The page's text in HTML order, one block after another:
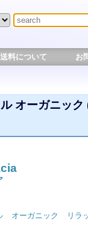
送料について お
オーガニック
オーガニック リラ